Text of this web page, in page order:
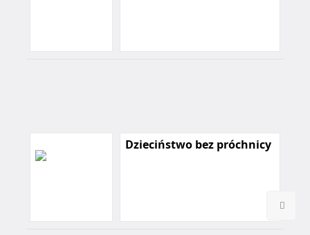
Dzieciństwo bez próchnicy